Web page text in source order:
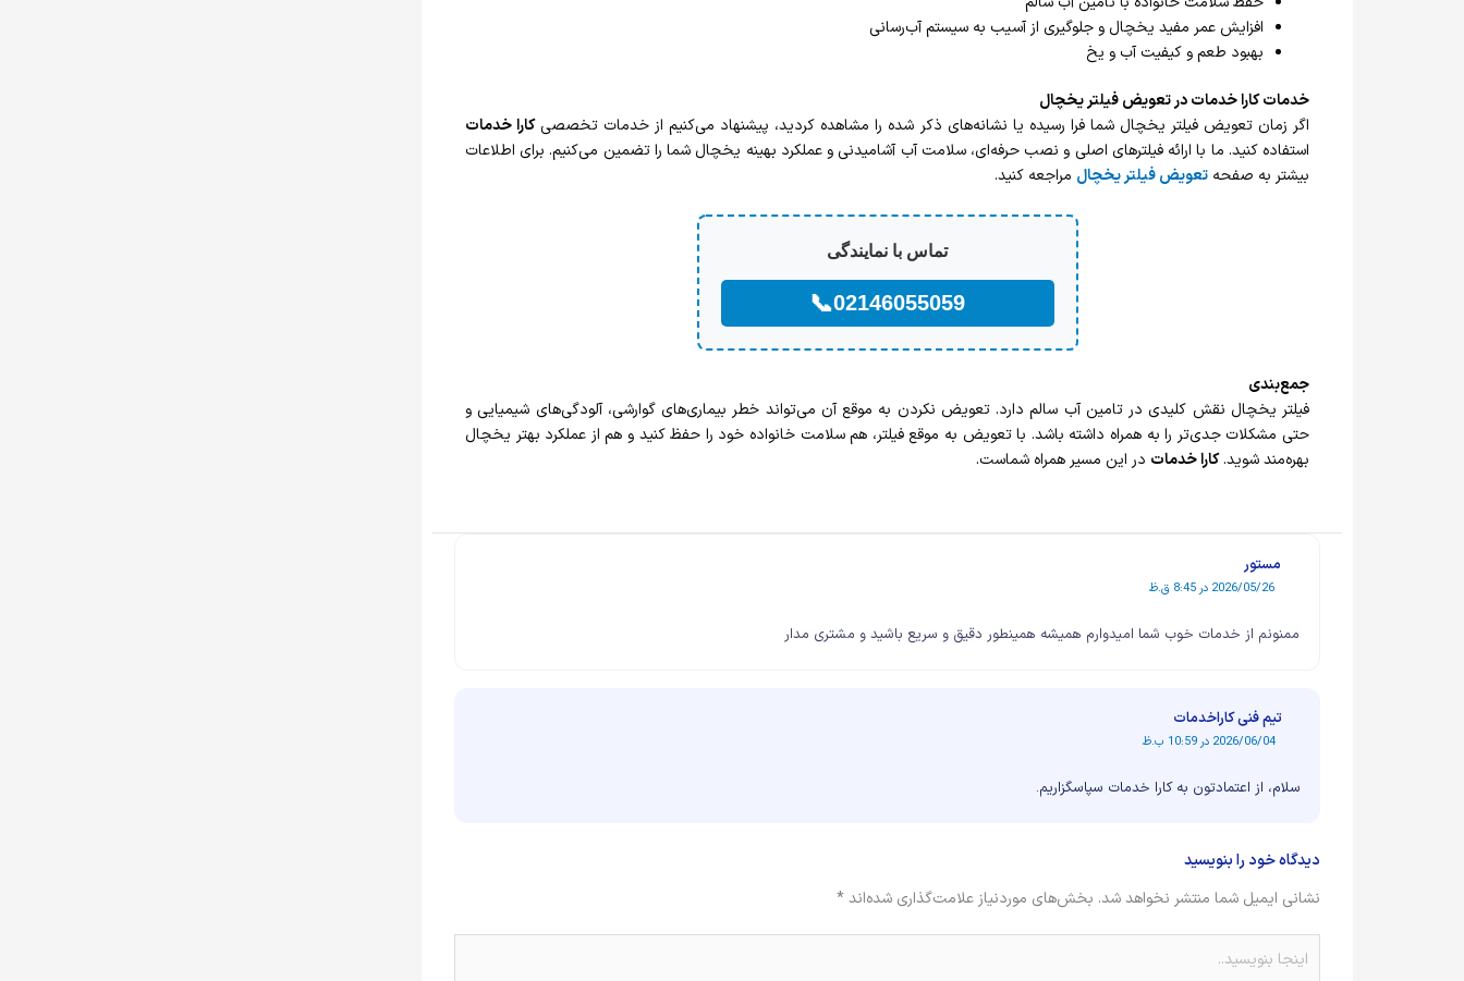
افزایش عمر مفید یخچال و جلوگیری از آسیب به سیستم آب‌رسانی
بهبود طعم و کیفیت آب و یخ
خدمات کارا خدمات در تعویض فیلتر یخچال
اگر زمان تعویض فیلتر یخچال شما فرا رسیده یا نشانه‌های ذکر شده را مشاهده کردید، پیشنهاد می‌کنیم از خدمات تخصصیکارا خدمات
استفاده کنید. ما با ارائه فیلترهای اصلی و نصب حرفه‌ای، سلامت آب آشامیدنی و عملکرد بهینه یخچال شما را تضمین می‌کنیم. برای اطلاعات
بیشتر به صفحه تعویض فیلتر یخچال مراجعه کنید.
تماس با نمایندگی
📞02146055059
جمع‌بندی
فیلتر یخچال نقش کلیدی در تامین آب سالم دارد. تعویض نکردن به موقع آن می‌تواند خطر بیماری‌های گوارشی، آلودگی‌های شیمیایی و
حتی مشکلات جدی‌تر را به همراه داشته باشد. با تعویض به موقع فیلتر، هم سلامت خانواده خود را حفظ کنید و هم از عملکرد بهتر یخچال
بهره‌مند شوید.کارا خدمات در این مسیر همراه شماست.
مستور
2026/05/26 در 8:45 ق.ظ
ممنونم از خدمات خوب شما امیدوارم همیشه همینطور دقیق و سریع باشید و مشتری مدار
تیم فنی کاراخدمات
2026/06/04 در 10:59 ب.ظ
سلام، از اعتمادتون به کارا خدمات سپاسگزاریم.
دیدگاه‌ خود را بنویسید
نشانی ایمیل شما منتشر نخواهد شد. بخش‌های موردنیاز علامت‌گذاری شده‌اند*
بنویسید..